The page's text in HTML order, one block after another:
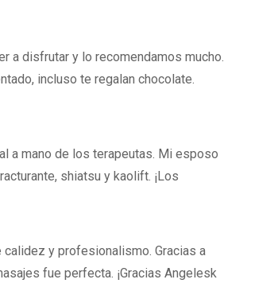
a disfrutar y lo recomendamos mucho.
incluso te regalan chocolate.
a mano de los terapeutas. Mi esposo
shiatsu y kaolift. ¡Los
calidez y profesionalismo. Gracias a
fue perfecta. ¡Gracias Angelesk